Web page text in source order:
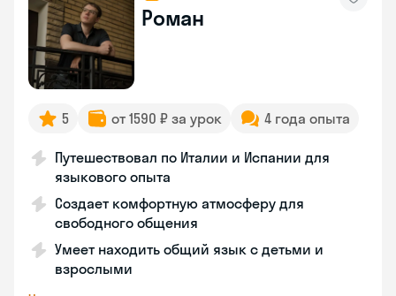
Роман
5 от 1590 ₽ за урок 4 года опыта
Путешествовал по Италии и Испании для
языкового опыта
Создает комфортную атмосферу для
свободного общения
Умеет находить общий язык с детьми и
взрослыми